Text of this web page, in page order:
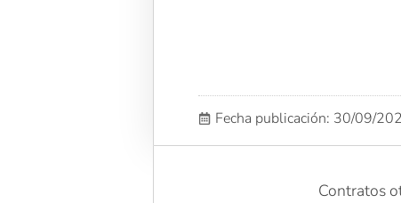
Fecha publicación: 30/09/
Contratos